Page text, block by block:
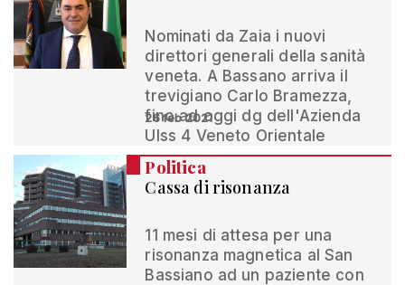
Nominati da Zaia i nuovi
direttori generali della sanità
veneta. A Bassano arriva il
trevigiano Carlo Bramezza,
fino ad oggi dg dell'Azienda
Ulss 4 Veneto Orientale
26 feb 2021
Politica
Cassa di risonanza
11 mesi di attesa per una
risonanza magnetica al San
Bassiano ad un paziente con